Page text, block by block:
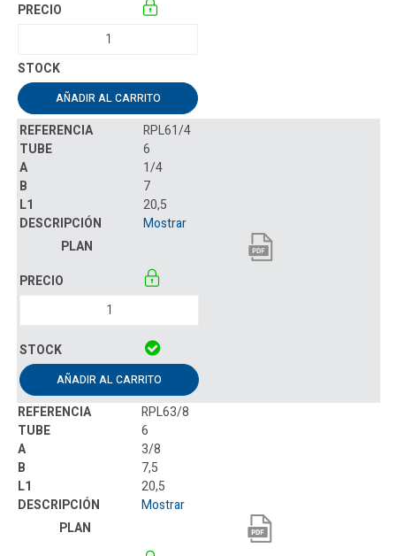
AÑADIR AL CARRITO
RPL61/4
6
1/4
7
20,5
Mostrar
AÑADIR AL CARRITO
RPL63/8
6
3/8
7,5
20,5
Mostrar